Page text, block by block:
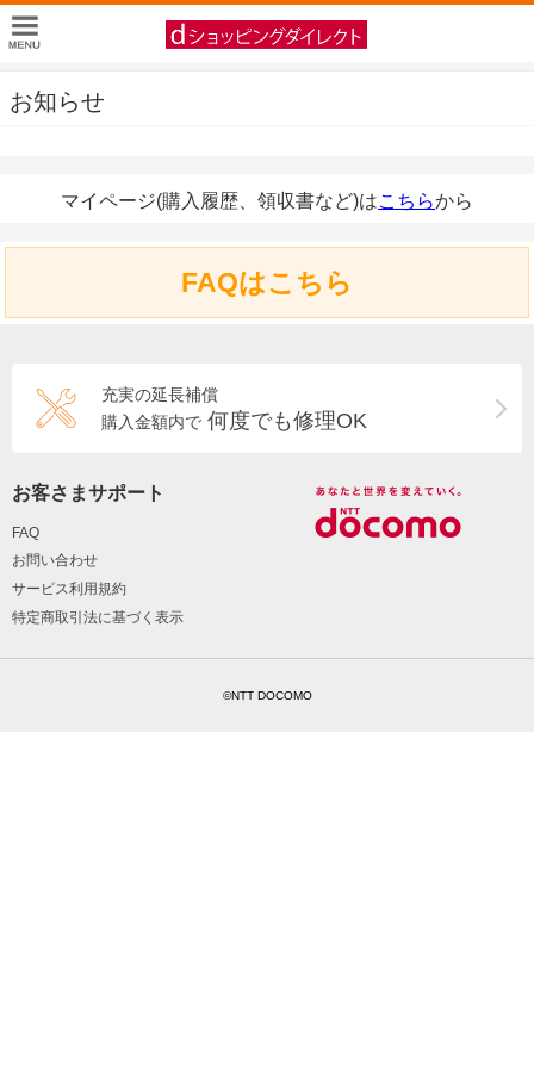
お知らせ
マイページ(購入履歴、領収書など)はこちらから
FAQはこちら
充実の延長補償
購入金額内で 何度でも修理OK
お客さまサポート
FAQ
お問い合わせ
サービス利用規約
特定商取引法に基づく表示
©NTT DOCOMO